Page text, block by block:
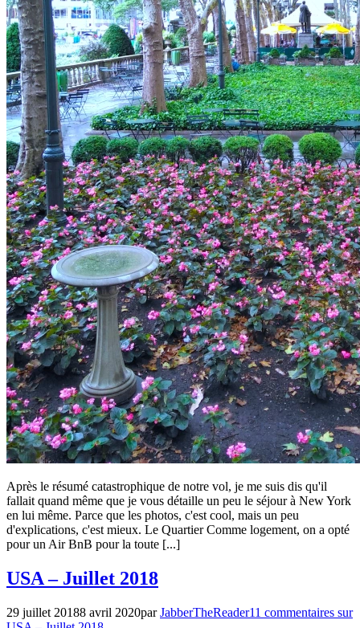
Après le résumé catastrophique de notre vol, je me suis dis qu'il
fallait quand même que je vous détaille un peu le séjour à New York
en lui même. Parce que les photos, c'est cool, mais un peu
d'explications, c'est mieux. Le Quartier Comme logement, on a opté
pour un Air BnB pour la toute [...]
Voyages
USA – Juillet 2018
29 juillet 20188 avril 2020parJabberTheReader11 commentaires sur